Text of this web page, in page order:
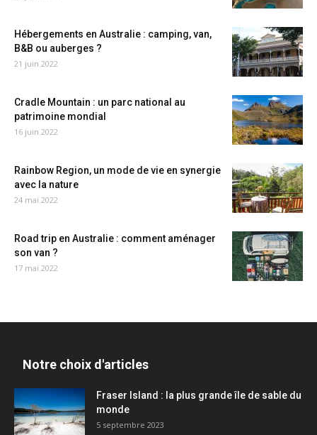
Hébergements en Australie : camping, van,
B&B ou auberges ?
21 juin 2022
Cradle Mountain : un parc national au
patrimoine mondial
16 juin 2022
Rainbow Region, un mode de vie en synergie
avec la nature
24 mai 2022
Road trip en Australie : comment aménager
son van ?
17 mai 2022
Notre choix d'articles
Fraser Island : la plus grande île de sable du
monde
5 septembre 2023